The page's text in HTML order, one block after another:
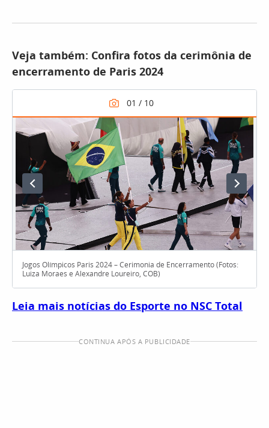
Veja também: Confira fotos da cerimônia de
encerramento de Paris 2024
Jogos Olímpicos Paris 2024 – Cerimonia de Encerramento (Fotos:
Luiza Moraes e Alexandre Loureiro, COB)
Leia mais notícias do Esporte no NSC Total
CONTINUA APÓS A PUBLICIDADE